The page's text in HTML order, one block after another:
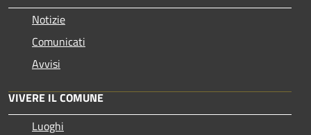
Notizie
Comunicati
Avvisi
VIVERE IL COMUNE
Luoghi